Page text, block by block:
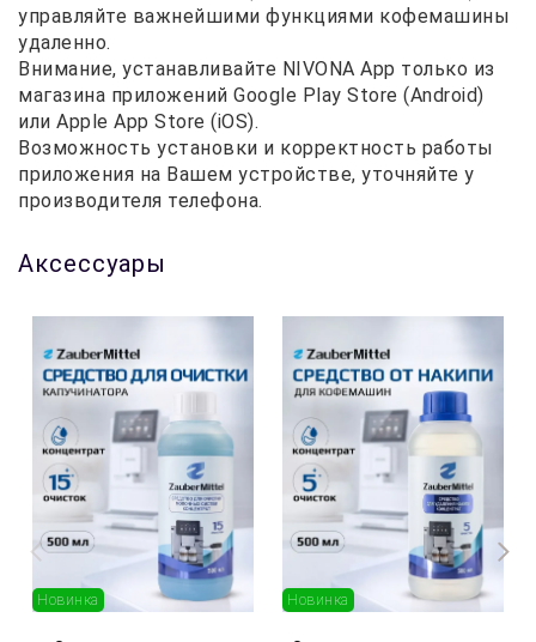
управляйте важнейшими функциями кофемашины
удаленно.
Внимание, устанавливайте NIVONA App только из
магазина приложений Google Play Store (Android)
или Apple App Store (iOS).
Возможность установки и корректность работы
приложения на Вашем устройстве, уточняйте у
производителя телефона.
Аксессуары
Новинка Новинка